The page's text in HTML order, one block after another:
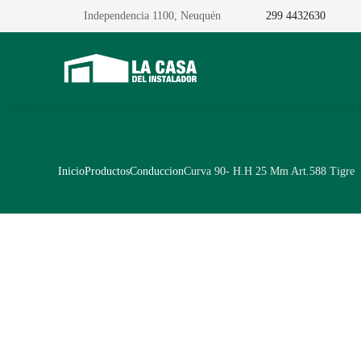
Independencia 1100, Neuquén 299 4432630
InicioProductosConduccionCurva 90- H.H 25 Mm Art.588 Tigre